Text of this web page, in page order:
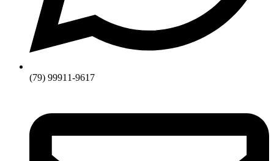
(79) 99911-9617